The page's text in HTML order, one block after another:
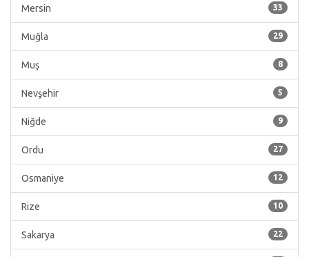
33
Mersin
29
Muğla
8
Muş
5
Nevşehir
9
Niğde
27
Ordu
12
Osmaniye
10
Rize
22
Sakarya